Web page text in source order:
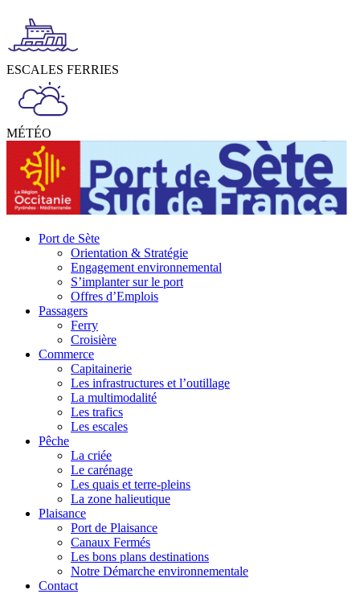
ESCALES FERRIES
MÉTÉO
Port de Sète
Orientation & Stratégie
Engagement environnemental
S’implanter sur le port
Offres d’Emplois
Passagers
Ferry
Croisière
Commerce
Capitainerie
Les infrastructures et l’outillage
La multimodalité
Les trafics
Les escales
Pêche
La criée
Le carénage
Les quais et terre-pleins
La zone halieutique
Plaisance
Port de Plaisance
Canaux Fermés
Les bons plans destinations
Notre Démarche environnementale
Contact